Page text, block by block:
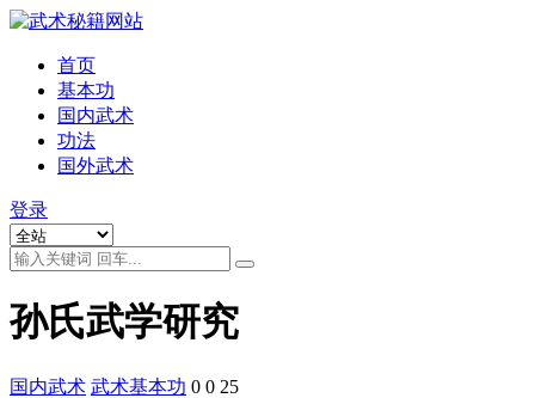
首页
基本功
国内武术
功法
国外武术
登录
孙氏武学研究
国内武术 武术基本功 0 0 25